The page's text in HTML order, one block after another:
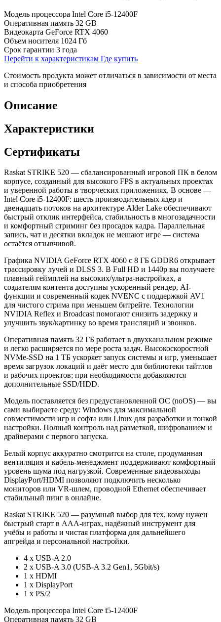
Модель процессора Intel Core i5-12400F
Оперативная память 32 GB
Видеокарта GeForce RTX 4060
Объем носителя 1024 Гб
Срок гарантии 3 года
Перейти к характеристикам Где купить
Стоимость продукта может отличаться в зависимости от места
и способа приобретения
Описание
Характеристики
Сертификаты
Raskat STRIKE 520 — сбалансированный игровой ПК в белом
корпусе, созданный для высокого FPS в актуальных проектах
и уверенной работы в творческих приложениях. В основе —
Intel Core i5-12400F: шесть производительных ядер и
двенадцать потоков на архитектуре Alder Lake обеспечивают
быстрый отклик интерфейса, стабильность в многозадачности
и комфортный стриминг без просадок кадра. Параллельная
запись, чат и десятки вкладок не мешают игре — система
остаётся отзывчивой.
Графика NVIDIA GeForce RTX 4060 с 8 ГБ GDDR6 открывает
трассировку лучей и DLSS 3. В Full HD и 1440p вы получаете
плавный геймплей на высоких/ультра-настройках, а
создателям контента доступны ускоренный рендер, AI-
функции и современный кодек NVENC с поддержкой AV1
для чистого стрима при меньшем битрейте. Технологии
NVIDIA Reflex и Broadcast помогают снизить задержку и
улучшить звук/картинку во время трансляций и звонков.
Оперативная память 32 ГБ работает в двухканальном режиме
и легко расширяется по мере роста задач. Высокоскоростной
NVMe-SSD на 1 ТБ ускоряет запуск системы и игр, уменьшает
время загрузок локаций и даёт место для библиотеки тайтлов
и рабочих проектов; при необходимости добавляются
дополнительные SSD/HDD.
Модель поставляется без предустановленной ОС (noOS) — вы
сами выбираете среду: Windows для максимальной
совместимости игр и софта или Linux для разработки и тонкой
настройки. Полный контроль над разметкой, шифрованием и
драйверами с первого запуска.
Белый корпус аккуратно смотрится на столе, продуманная
вентиляция и кабель-менеджмент поддерживают комфортный
уровень шума под нагрузкой. Современные видеовыходы
DisplayPort/HDMI позволяют подключить несколько
мониторов или VR-шлем, проводной Ethernet обеспечивает
стабильный пинг в онлайне.
Raskat STRIKE 520 — разумный выбор для тех, кому нужен
быстрый старт в ААА-играх, надёжный инструмент для
учёбы и работы и чистая платформа для дальнейшего
апгрейда и персональной настройки.
4 х USB-A 2.0
2 х USB-A 3.0 (USB-A 3.2 Gen1, 5Gbit/s)
1 х HDMI
1 х DisplayPort
1 х PS/2
Модель процессора Intel Core i5-12400F
Оперативная память 32 GB